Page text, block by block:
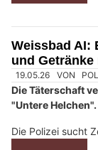
n
w
ä
h
l
e
n
S
16.07.26 VON
In Solothurn
16. Juli 2026,
Trotz sofort